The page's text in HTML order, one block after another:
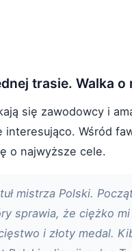
trasie. Walka
się zawodowcy i
interesująco. Wśród
o najwyższe cele.
mistrza Polski.
sprawia, że ciężko
i złoty medal.